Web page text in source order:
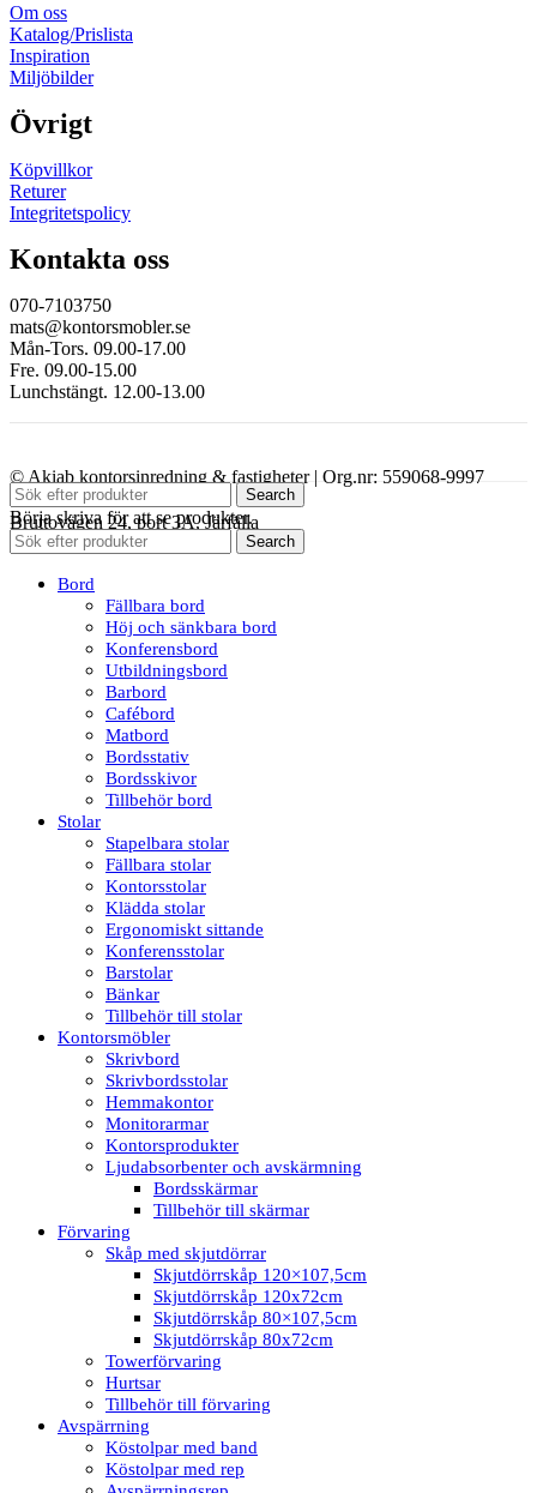
Om oss
Katalog/Prislista
Inspiration
Miljöbilder
Övrigt
Köpvillkor
Returer
Integritetspolicy
Kontakta oss
070-7103750
mats@kontorsmobler.se
Mån-Tors. 09.00-17.00
Fre. 09.00-15.00
Lunchstängt. 12.00-13.00
© Akiab kontorsinredning & fastigheter | Org.nr: 559068-9997
Bruttovägen 24, port 3A, Järfälla
Search
Börja skriva för att se produkter.
Search
Bord
Fällbara bord
Höj och sänkbara bord
Konferensbord
Utbildningsbord
Barbord
Cafébord
Matbord
Bordsstativ
Bordsskivor
Tillbehör bord
Stolar
Stapelbara stolar
Fällbara stolar
Kontorsstolar
Klädda stolar
Ergonomiskt sittande
Konferensstolar
Barstolar
Bänkar
Tillbehör till stolar
Kontorsmöbler
Skrivbord
Skrivbordsstolar
Hemmakontor
Monitorarmar
Kontorsprodukter
Ljudabsorbenter och avskärmning
Bordsskärmar
Tillbehör till skärmar
Förvaring
Skåp med skjutdörrar
Skjutdörrskåp 120×107,5cm
Skjutdörrskåp 120x72cm
Skjutdörrskåp 80×107,5cm
Skjutdörrskåp 80x72cm
Towerförvaring
Hurtsar
Tillbehör till förvaring
Avspärrning
Köstolpar med band
Köstolpar med rep